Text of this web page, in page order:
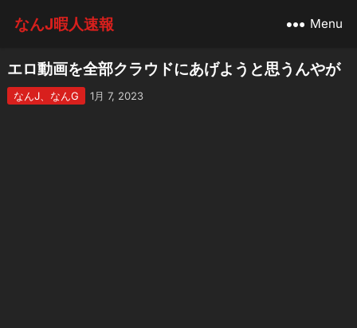
なんJ暇人速報 Menu
エロ動画を全部クラウドにあげようと思うんやが
なんJ、なんG 1月 7, 2023